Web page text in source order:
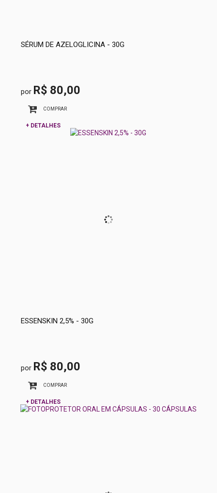
SÉRUM DE AZELOGLICINA - 30G
por R$ 80,00
COMPRAR
+ DETALHES
ESSENSKIN 2,5% - 30G
por R$ 80,00
COMPRAR
+ DETALHES